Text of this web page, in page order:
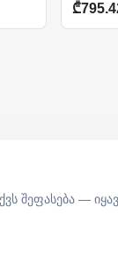
შეფასება —